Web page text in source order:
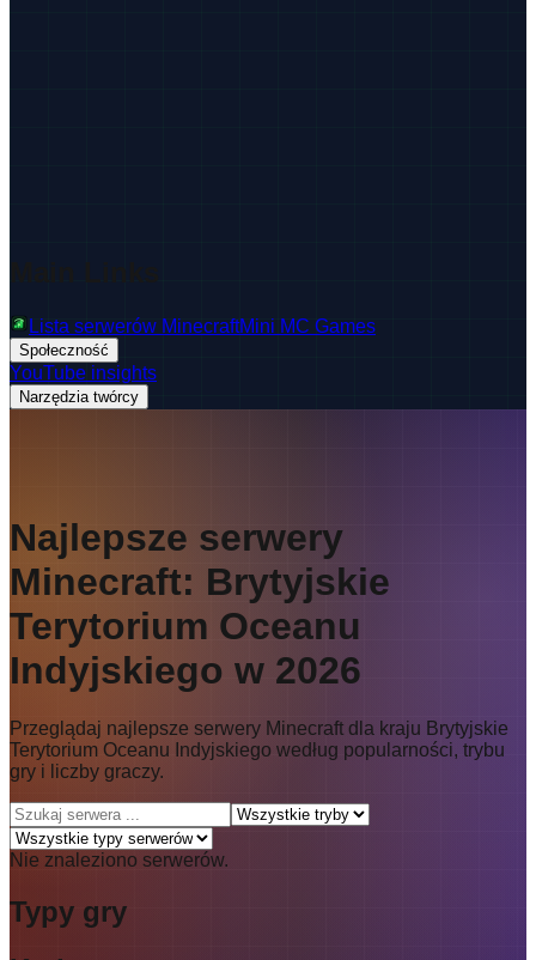
Lista serwerów MinecraftMini MC Games
Społeczność
YouTube insights
Narzędzia twórcy
Najlepsze serwery
Minecraft: Brytyjskie
Terytorium Oceanu
Indyjskiego w 2026
Przeglądaj najlepsze serwery Minecraft dla kraju Brytyjskie
Terytorium Oceanu Indyjskiego według popularności, trybu
gry i liczby graczy.
Nie znaleziono serwerów.
Typy gry